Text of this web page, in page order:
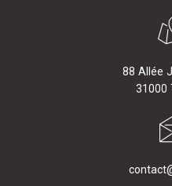
88 Allée
31000